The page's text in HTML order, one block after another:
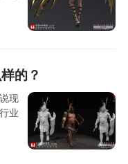
的？
现
业